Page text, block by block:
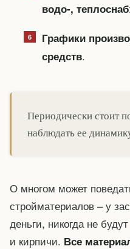
водо-,
Графики
средств.
Периодически стоит
наблюдать ее
О многом может
стройматериалов – у
деньги, никогда не
и кирпичи. Все